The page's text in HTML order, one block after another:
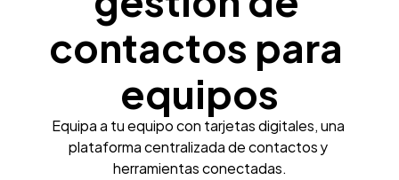
contactos para
equipos
Equipa a tu equipo con tarjetas digitales, una
plataforma centralizada de contactos y
herramientas conectadas.